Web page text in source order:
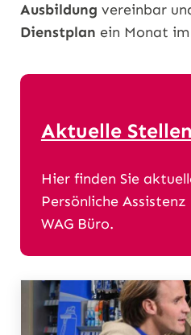
Ausbildung vereinbar
Dienstplan ein Monat
Aktuelle
Hier finden Sie
Persönliche
WAG Büro.